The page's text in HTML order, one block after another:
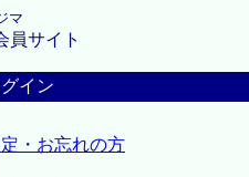
マ
員サイト
イン
・お忘れの方